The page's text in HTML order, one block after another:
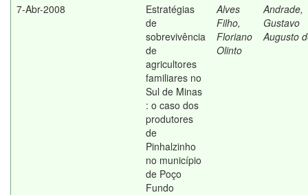
7-Abr-2008
Estratégias
de
sobrevivência
de
agricultores
familiares no
Sul de Minas
: o caso dos
produtores
de
Pinhalzinho
no município
de Poço
Fundo
Alves
Filho,
Floriano
Olinto
Andrade,
Gustavo
Augusto